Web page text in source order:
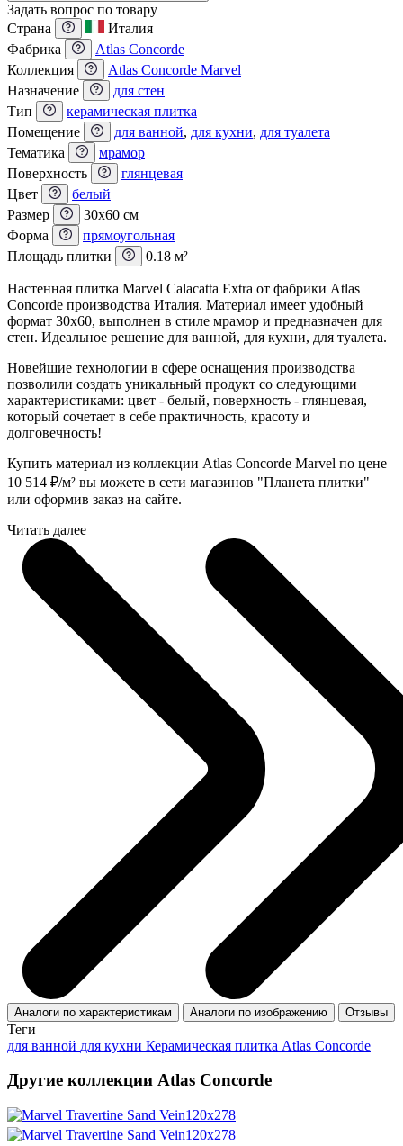
Задать вопрос по товару
Страна
Италия
Фабрика
Atlas Concorde
Коллекция
Atlas Concorde Marvel
Назначение
для стен
Тип
керамическая плитка
Помещение
для ванной, для кухни, для туалета
Тематика
мрамор
Поверхность
глянцевая
Цвет
белый
Размер
30x60 см
Форма
прямоугольная
Площадь плитки
0.18 м²
Настенная плитка Marvel Calacatta Extra от фабрики Atlas
Concorde производства Италия. Материал имеет удобный
формат 30x60, выполнен в стиле мрамор и предназначен для
стен. Идеальное решение для ванной, для кухни, для туалета.
Новейшие технологии в сфере оснащения производства
позволили создать уникальный продукт со следующими
характеристиками: цвет - белый, поверхность - глянцевая,
который сочетает в себе практичность, красоту и
долговечность!
Купить материал из коллекции Atlas Concorde Marvel по цене
10 514 ₽/м² вы можете в сети магазинов "Планета плитки"
или оформив заказ на сайте.
Читать далее
Аналоги по характеристикам Аналоги по изображению Отзывы
Теги
для ванной для кухни Керамическая плитка Atlas Concorde
Другие коллекции Atlas Concorde